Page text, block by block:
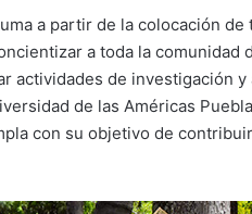
a partir de la colocación de
a toda la comunidad
actividades de investigación y
de las Américas
con su objetivo de